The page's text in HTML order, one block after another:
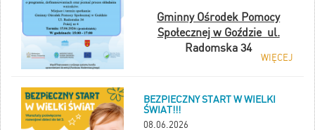
Gminny Ośrodek Pomocy
Społecznej w Goździe ul.
Radomska 34
Termin: 15.06.2026r.
(Poniedziałek)
WIĘCEJ
BEZPIECZNY START W WIELKI
ŚWIAT!!!
08.06.2026